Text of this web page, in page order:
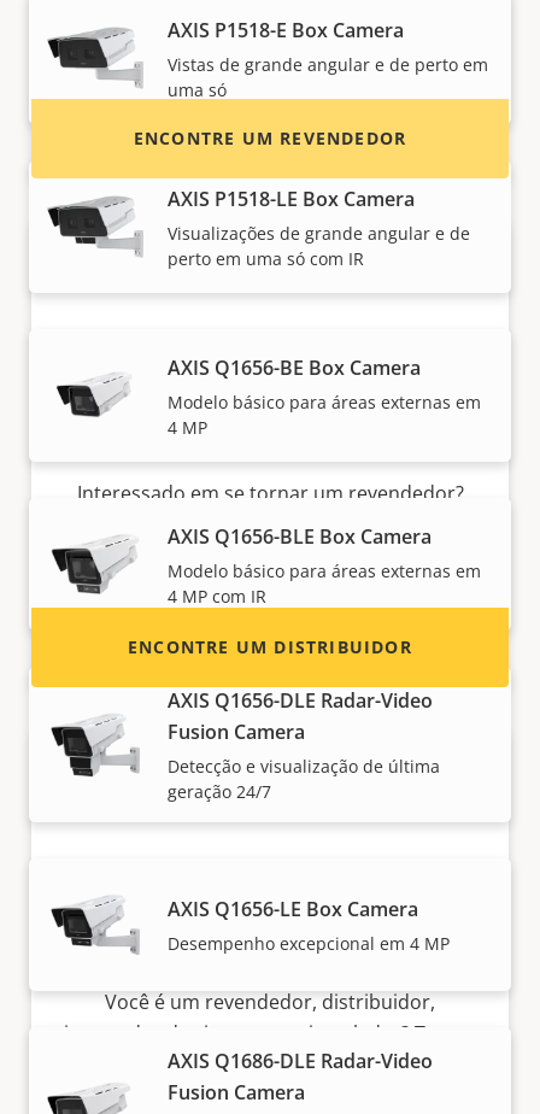
AXIS P1518-E Box Camera
Vistas de grande angular e de perto em
uma só
AXIS P1518-LE Box Camera
Visualizações de grande angular e de
perto em uma só com IR
AXIS Q1656-BE Box Camera
Modelo básico para áreas externas em
4 MP
AXIS Q1656-BLE Box Camera
Modelo básico para áreas externas em
4 MP com IR
AXIS Q1656-DLE Radar-Video
Fusion Camera
Detecção e visualização de última
geração 24/7
AXIS Q1656-LE Box Camera
Desempenho excepcional em 4 MP
AXIS Q1686-DLE Radar-Video
Fusion Camera
ENCONTRE UM REVENDEDOR
Quer vender produtos Axis?
Interessado em se tornar um revendedor?
Encontre informações de contato de
distribuidores de produtos e sistemas Axis.
ENCONTRE UM DISTRIBUIDOR
Torne-se um parceiro
Você é um revendedor, distribuidor,
integrador de sistemas ou instalador? Temos
parceiros em quase todos os países do
mundo. Descubra como se tornar um!